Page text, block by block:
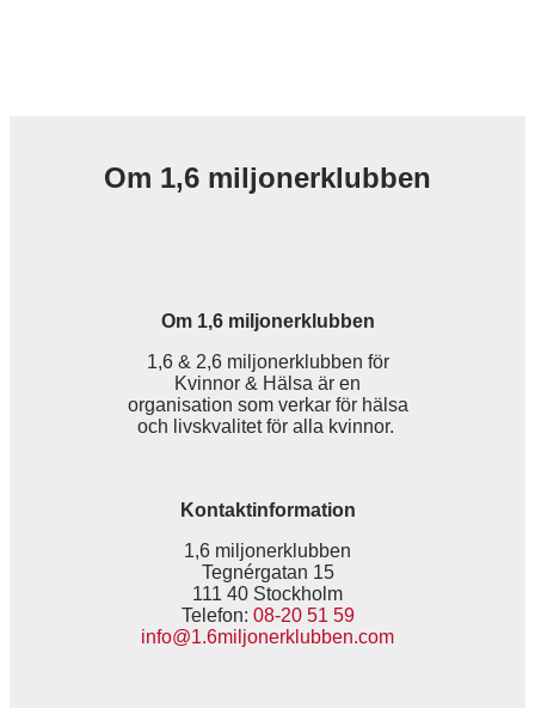
Om 1,6 miljonerklubben
Om 1,6 miljonerklubben
1,6 & 2,6 miljonerklubben för
Kvinnor & Hälsa är en
organisation som verkar för hälsa
och livskvalitet för alla kvinnor.
Kontaktinformation
1,6 miljonerklubben
Tegnérgatan 15
111 40 Stockholm
Telefon: 08-20 51 59
info@1.6miljonerklubben.com